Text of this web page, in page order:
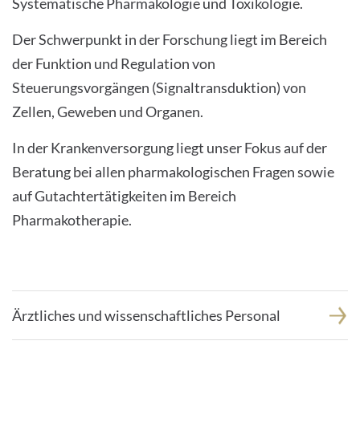
Deutsch
Datenschutz
Der Schwerpunkt in der Forschung liegt im Bereich
der Funktion und Regulation von
Steuerungsvorgängen (Signaltransduktion) von
Zellen, Geweben und Organen.
In der Krankenversorgung liegt unser Fokus auf der
Beratung bei allen pharmakologischen Fragen sowie
auf Gutachtertätigkeiten im Bereich
Pharmakotherapie.
Ärztliches und wissenschaftliches Personal